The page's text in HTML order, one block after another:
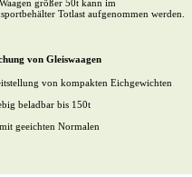
größer 50t kann im
Totlast aufgenommen werden.
von Gleiswaagen
von kompakten Eichgewichten
beladbar bis 150t
geeichten Normalen